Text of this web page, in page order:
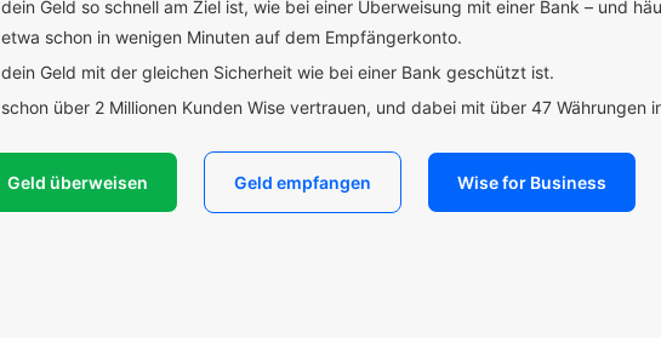
dein Geld so schnell am Ziel ist, wie bei einer Überweisung mit einer Bank – und
etwa schon in wenigen Minuten auf dem Empfängerkonto.
dein Geld mit der gleichen Sicherheit wie bei einer Bank geschützt ist.
schon über 2 Millionen Kunden Wise vertrauen, und dabei mit über 47 Währungen
Geld überweisen Geld empfangen Wise for Business